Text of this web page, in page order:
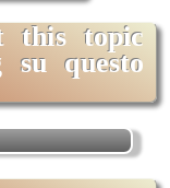
this topic
su questo